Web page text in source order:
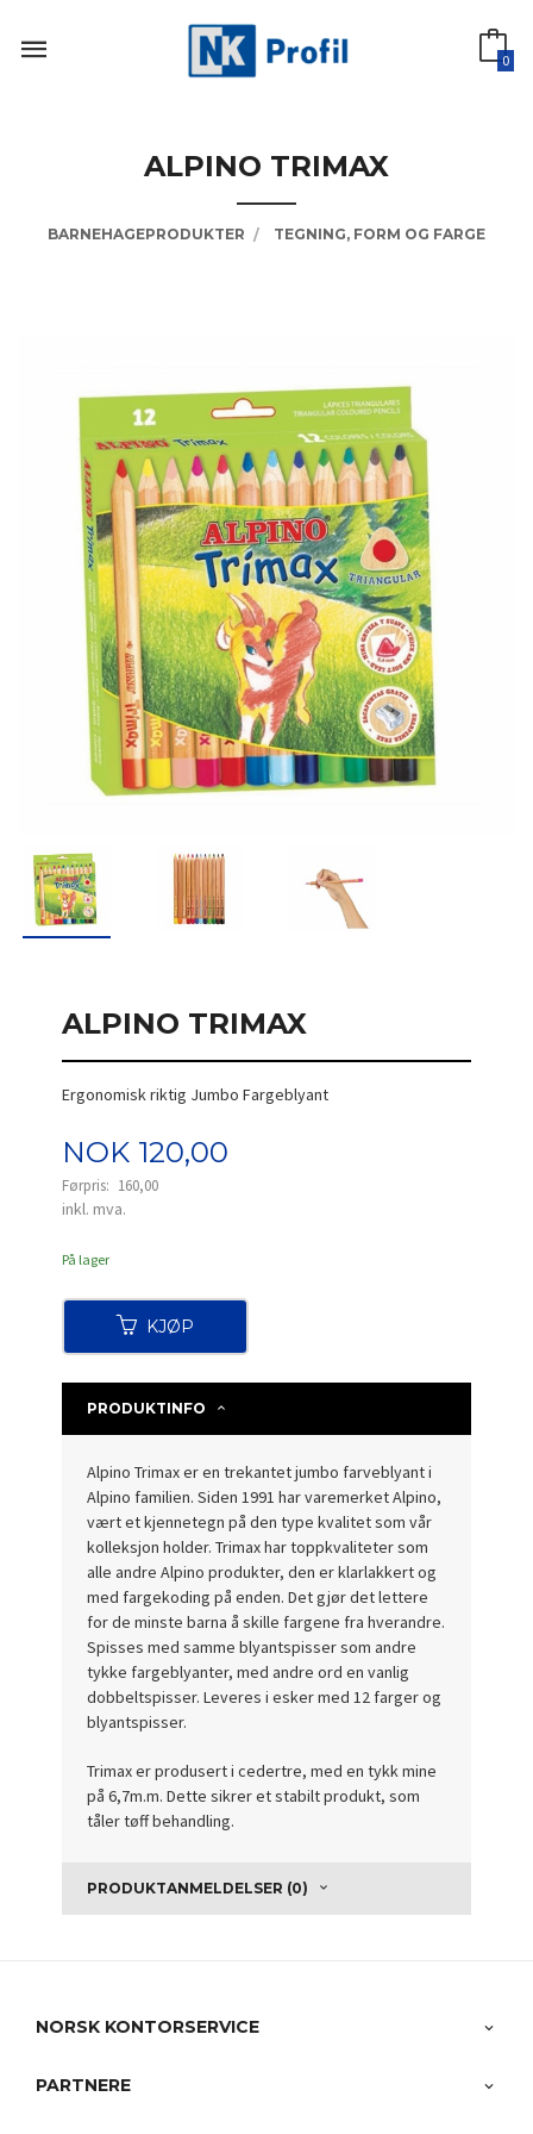
innholdet
0
ALPINO TRIMAX
BARNEHAGEPRODUKTER TEGNING, FORM OG FARGE
ALPINO TRIMAX
Ergonomisk riktig Jumbo Fargeblyant
Tilbud
NOK 120,00
Førpris: 160,00
Rabatt
inkl. mva.
På lager
KJØP
PRODUKTINFO
Alpino Trimax er en trekantet jumbo farveblyant i
Alpino familien. Siden 1991 har varemerket Alpino,
vært et kjennetegn på den type kvalitet som vår
kolleksjon holder. Trimax har toppkvaliteter som
alle andre Alpino produkter, den er klarlakkert og
med fargekoding på enden. Det gjør det lettere
for de minste barna å skille fargene fra hverandre.
Spisses med samme blyantspisser som andre
tykke fargeblyanter, med andre ord en vanlig
dobbeltspisser. Leveres i esker med 12 farger og
blyantspisser.
Trimax er produsert i cedertre, med en tykk mine
på 6,7m.m. Dette sikrer et stabilt produkt, som
tåler tøff behandling.
PRODUKTANMELDELSER (0)
NORSK KONTORSERVICE
PARTNERE